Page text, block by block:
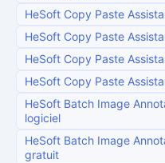
HeSoft Copy Paste
HeSoft Copy Paste
HeSoft Copy Paste
HeSoft Copy Paste
HeSoft Batch Image
logiciel
HeSoft Batch Image
gratuit